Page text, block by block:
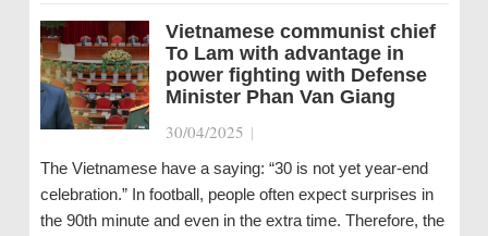
Vietnamese communist chief
To Lam with advantage in
power fighting with Defense
Minister Phan Van Giang
30/04/2025 |
The Vietnamese have a saying: “30 is not yet year-end
celebration.” In football, people often expect surprises in
the 90th minute and even in the extra time. Therefore, the